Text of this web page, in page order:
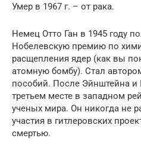
Умер в 1967 г. – от рака.
Немец Отто Ган в 1945 году
Нобелевскую премию по
расщепления ядер (как вы
атомную бомбу). Стал
пособий. После Эйнштейна и
третьем месте в западном
ученых мира. Он никогда не
участия в гитлеровских
смертью.